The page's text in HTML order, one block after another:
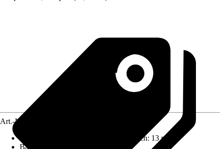
Art.-Nr.
Reichweite (ca.) bei einmaligem Anstrich: 13 m²/l
Basis